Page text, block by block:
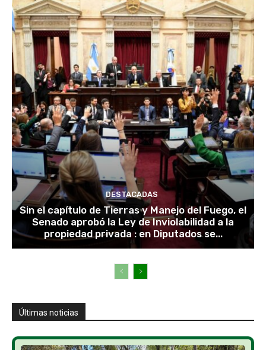
DESTACADAS
Sin el capítulo de Tierras y Manejo del Fuego, el
Senado aprobó la Ley de Inviolabilidad a la
propiedad privada : en Diputados se...
Últimas noticias